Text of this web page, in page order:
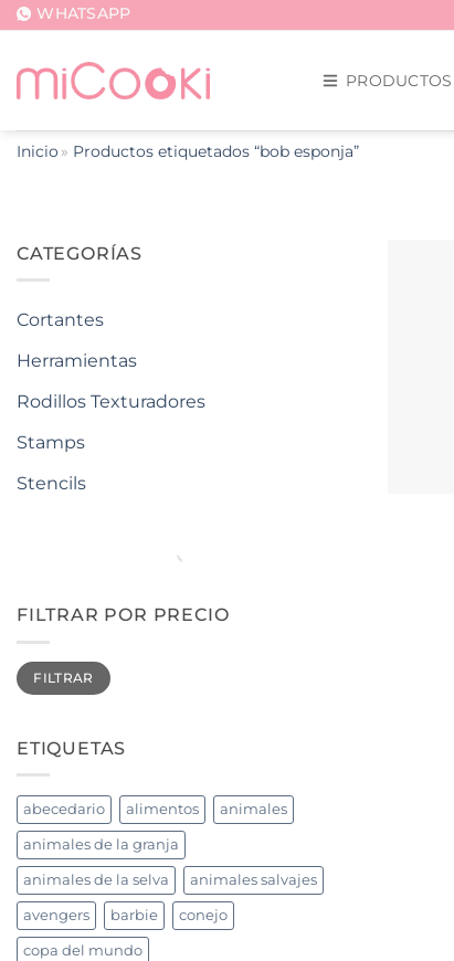
Saltar
contenido
WHATSAPP
PRODUCTOS
Inicio Productos etiquetados “bob esponja”
CATEGORÍAS
Cortantes
Herramientas
Rodillos Texturadores
Stamps
Stencils
FILTRAR POR PRECIO
Precio
mínimo
Precio
máximo
FILTRAR
ETIQUETAS
abecedario alimentos animales
animales de la granja
animales de la selva animales salvajes
avengers barbie conejo
copa del mundo